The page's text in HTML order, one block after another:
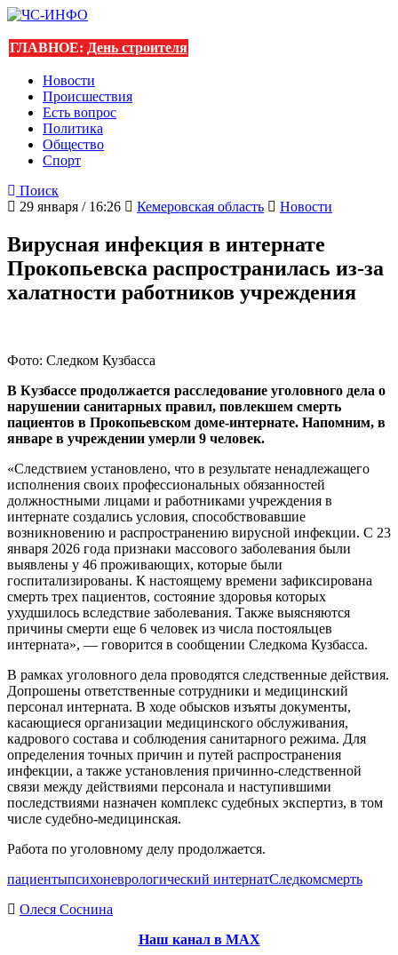
ГЛАВНОЕ: День строителя
Новости
Происшествия
Есть вопрос
Политика
Общество
Спорт
Поиск
29 января / 16:26
Кемеровская область Новости
Вирусная инфекция в интернате
Прокопьевска распространилась из-за
халатности работников учреждения
Фото: Следком Кузбасса
В Кузбассе продолжается расследование уголовного дела о
нарушении санитарных правил, повлекшем смерть
пациентов в Прокопьевском доме-интернате. Напомним, в
январе в учреждении умерли 9 человек.
«Следствием установлено, что в результате ненадлежащего
исполнения своих профессиональных обязанностей
должностными лицами и работниками учреждения в
интернате создались условия, способствовавшие
возникновению и распространению вирусной инфекции. С 23
января 2026 года признаки массового заболевания были
выявлены у 46 проживающих, которые были
госпитализированы. К настоящему времени зафиксирована
смерть трех пациентов, состояние здоровья которых
ухудшилось вследствие заболевания. Также выясняются
причины смерти еще 6 человек из числа постояльцев
интерната», — говорится в сообщении Следкома Кузбасса.
В рамках уголовного дела проводятся следственные действия.
Допрошены ответственные сотрудники и медицинский
персонал интерната. В ходе обысков изъяты документы,
касающиеся организации медицинского обслуживания,
кадрового состава и соблюдения санитарного режима. Для
определения точных причин и путей распространения
инфекции, а также установления причинно-следственной
связи между действиями персонала и наступившими
последствиями назначен комплекс судебных экспертиз, в том
числе судебно-медицинская.
Работа по уголовному делу продолжается.
пациентыпсихоневрологический интернатСледкомсмерть
Олеся Соснина
Наш канал в МАХ